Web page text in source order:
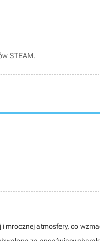
STEAM.
mrocznej atmosfery, co